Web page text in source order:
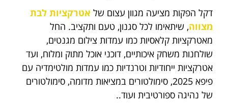
דקל הפקות מציעה מגוון עצום של אטרקציות לבת
מצווה, שיתאימו לכל סגנון, טעם ותקציב. החל
מאטרקציות קלאסיות כמו עמדות צילום מגנטים,
שולחנות משחק איכותיים, דוכני אוכל מתוק ומלוח, ועד
אטרקציות ייחודיות וטרנדיות כמו עמדות מולטימדיה עם
פיפא 2025, סימולטורים במציאות מדומה, סימולטורים
של נהיגה ספורטיבית ועוד..